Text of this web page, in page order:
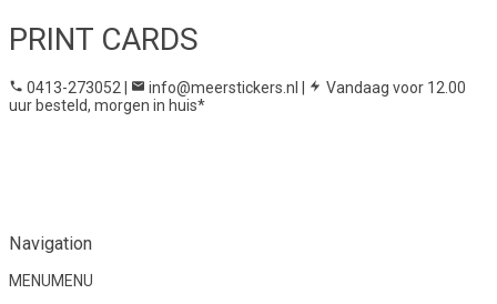
PRINT CARDS
0413-273052 | info@meerstickers.nl |
Vandaag voor 12.00
uur besteld, morgen in huis*
Navigation
MENUMENU